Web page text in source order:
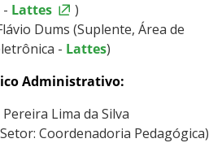
Lattes
)
Dums (Suplente, Área de
- Lattes)
Administrativo:
Lima da Silva
Coordenadoria Pedagógica)